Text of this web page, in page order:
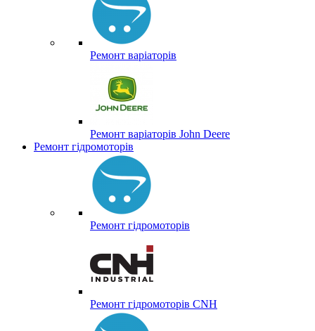
Ремонт варіаторів
Ремонт варіаторів John Deere
Ремонт гідромоторів
Ремонт гідромоторів
Ремонт гідромоторів CNH